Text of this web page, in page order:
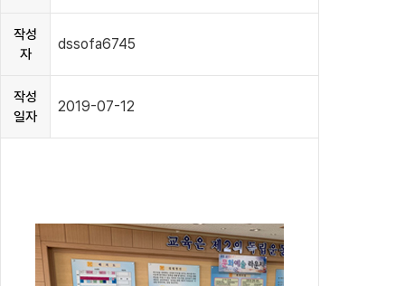
작성
자
dssofa6745
작성
일자
2019-07-12